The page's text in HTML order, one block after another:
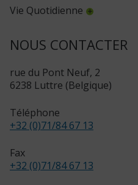
Vie Quotidienne
NOUS CONTACTER
rue du Pont Neuf, 2
6238 Luttre (Belgique)
Téléphone
+32 (0)71/84 67 13
Fax
+32 (0)71/84 67 13